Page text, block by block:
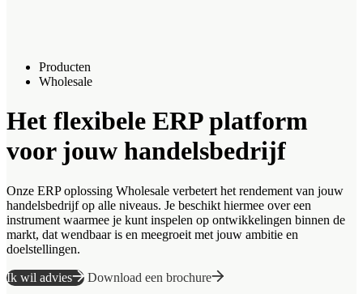
Producten
Wholesale
Het flexibele ERP platform
voor jouw handelsbedrijf
Onze ERP oplossing Wholesale verbetert het rendement van jouw
handelsbedrijf op alle niveaus. Je beschikt hiermee over een
instrument waarmee je kunt inspelen op ontwikkelingen binnen de
markt, dat wendbaar is en meegroeit met jouw ambitie en
doelstellingen.
Ik wil advies Download een brochure